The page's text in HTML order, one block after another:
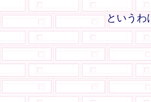
というわ